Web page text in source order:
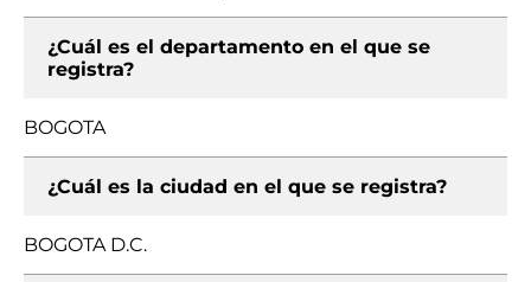
¿Cuál es el departamento en el que se
registra?
BOGOTA
¿Cuál es la ciudad en el que se registra?
BOGOTA D.C.